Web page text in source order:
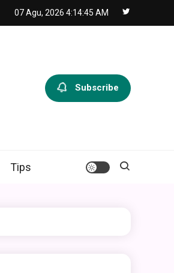
07 Agu, 2026 4:14:47 AM
Subscribe
Tips